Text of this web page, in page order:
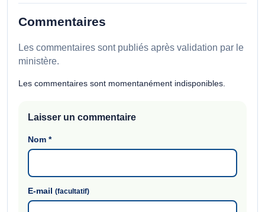
Commentaires
Les commentaires sont publiés après validation par le
ministère.
Les commentaires sont momentanément indisponibles.
Laisser un commentaire
Nom*
E-mail(facultatif)